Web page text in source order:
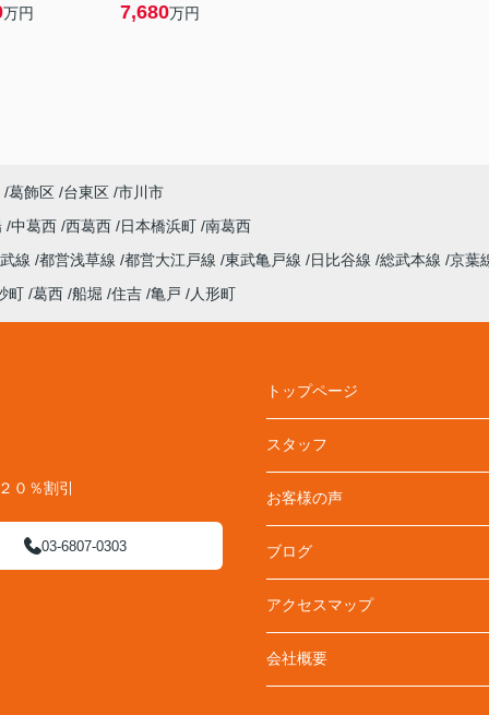
万円 7,680万円
葛飾区 台東区 市川市
中葛西 西葛西 日本橋浜町 南葛西
線 都営浅草線 都営大江戸線 東武亀戸線 日比谷線 総武本線 京葉
町 葛西 船堀 住吉 亀戸 人形町
０％割引
03-6807-0303
トップページ
スタッフ
お客様の声
ブログ
アクセスマップ
会社概要